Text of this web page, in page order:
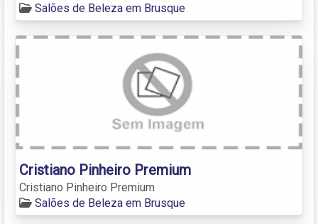
Salões de Beleza em Brusque
Cristiano Pinheiro Premium
Cristiano Pinheiro Premium
Salões de Beleza em Brusque